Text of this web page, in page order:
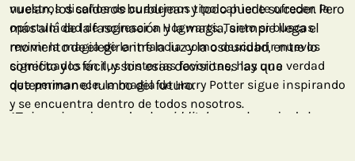
vuelan, los calderos burbujean y todo puede suceder. Pero
más allá de la fascinación y la magia, siempre llega el
momento de elegir entre la luz y la oscuridad, entre lo
correcto y lo fácil, y son esas decisiones las que
determinan el rumbo del futuro.
¿Te imaginas jugando al
quidditch
con el coraje de los
nuestros diseños de cuadernos tipo cahier te ofrecen la
oportunidad de regresar a Hogwarts. Tanto si buscas
revivir la magia de la infancia como descubrir nuevos
significados en tus historias favoritas, hay una verdad
que permanece: la magia de Harry Potter sigue inspirando
y se encuentra dentro de todos nosotros.